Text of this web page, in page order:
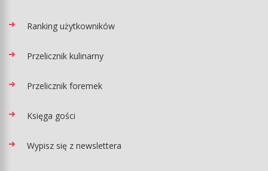
Ranking użytkowników
Przelicznik kulinarny
Przelicznik foremek
Księga gości
Wypisz się z newslettera